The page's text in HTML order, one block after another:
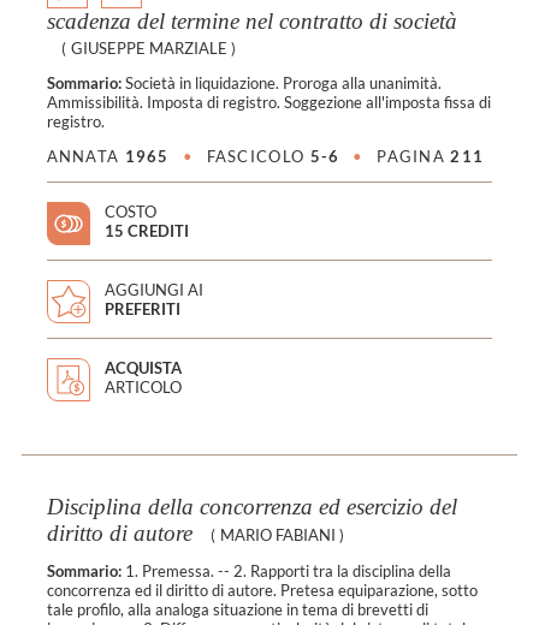
scadenza del termine nel contratto di società
( GIUSEPPE MARZIALE )
Sommario:Società in liquidazione. Proroga alla unanimità.
Ammissibilità. Imposta di registro. Soggezione all'imposta fissa di
registro.
ANNATA 1965 • FASCICOLO 5-6 • PAGINA211
COSTO
15 CREDITI
AGGIUNGI AI
PREFERITI
ACQUISTA
ARTICOLO
Disciplina della concorrenza ed esercizio del
diritto di autore
( MARIO FABIANI )
Sommario:1. Premessa. -- 2. Rapporti tra la disciplina della
concorrenza ed il diritto di autore. Pretesa equiparazione, sotto
tale profilo, alla analoga situazione in tema di brevetti di